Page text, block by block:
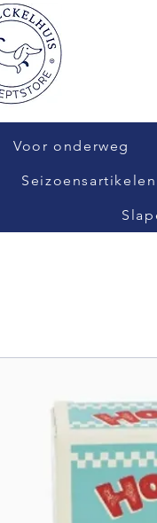
Voor onderweg
Seizoensartikelen